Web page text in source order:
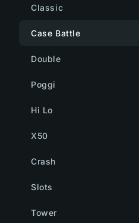
Classic
Case Battle
Double
Poggi
Hi Lo
X50
Crash
Slots
Tower